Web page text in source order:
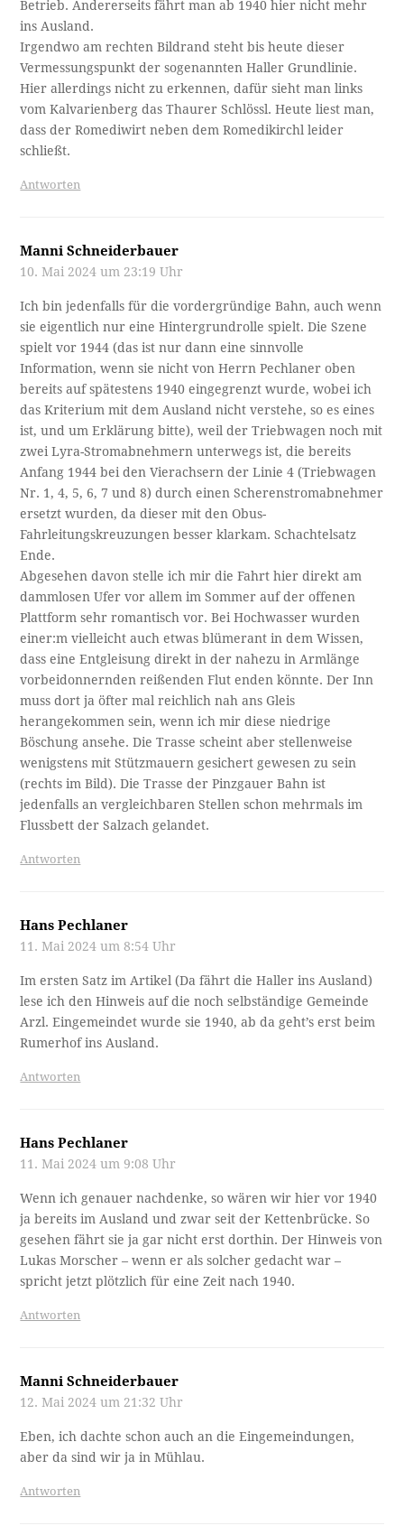
Betrieb. Andererseits fährt man ab 1940 hier nicht mehr
ins Ausland.
Irgendwo am rechten Bildrand steht bis heute dieser
Vermessungspunkt der sogenannten Haller Grundlinie.
Hier allerdings nicht zu erkennen, dafür sieht man links
vom Kalvarienberg das Thaurer Schlössl. Heute liest man,
dass der Romediwirt neben dem Romedikirchl leider
schließt.
Antworten
Manni Schneiderbauer
10. Mai 2024 um 23:19 Uhr
Ich bin jedenfalls für die vordergründige Bahn, auch wenn
sie eigentlich nur eine Hintergrundrolle spielt. Die Szene
spielt vor 1944 (das ist nur dann eine sinnvolle
Information, wenn sie nicht von Herrn Pechlaner oben
bereits auf spätestens 1940 eingegrenzt wurde, wobei ich
das Kriterium mit dem Ausland nicht verstehe, so es eines
ist, und um Erklärung bitte), weil der Triebwagen noch mit
zwei Lyra-Stromabnehmern unterwegs ist, die bereits
Anfang 1944 bei den Vierachsern der Linie 4 (Triebwagen
Nr. 1, 4, 5, 6, 7 und 8) durch einen Scherenstromabnehmer
ersetzt wurden, da dieser mit den Obus-
Fahrleitungskreuzungen besser klarkam. Schachtelsatz
Ende.
Abgesehen davon stelle ich mir die Fahrt hier direkt am
dammlosen Ufer vor allem im Sommer auf der offenen
Plattform sehr romantisch vor. Bei Hochwasser wurden
einer:m vielleicht auch etwas blümerant in dem Wissen,
dass eine Entgleisung direkt in der nahezu in Armlänge
vorbeidonnernden reißenden Flut enden könnte. Der Inn
muss dort ja öfter mal reichlich nah ans Gleis
herangekommen sein, wenn ich mir diese niedrige
Böschung ansehe. Die Trasse scheint aber stellenweise
wenigstens mit Stützmauern gesichert gewesen zu sein
(rechts im Bild). Die Trasse der Pinzgauer Bahn ist
jedenfalls an vergleichbaren Stellen schon mehrmals im
Flussbett der Salzach gelandet.
Antworten
Hans Pechlaner
11. Mai 2024 um 8:54 Uhr
Im ersten Satz im Artikel (Da fährt die Haller ins Ausland)
lese ich den Hinweis auf die noch selbständige Gemeinde
Arzl. Eingemeindet wurde sie 1940, ab da geht’s erst beim
Rumerhof ins Ausland.
Antworten
Hans Pechlaner
11. Mai 2024 um 9:08 Uhr
Wenn ich genauer nachdenke, so wären wir hier vor 1940
ja bereits im Ausland und zwar seit der Kettenbrücke. So
gesehen fährt sie ja gar nicht erst dorthin. Der Hinweis von
Lukas Morscher – wenn er als solcher gedacht war –
spricht jetzt plötzlich für eine Zeit nach 1940.
Antworten
Manni Schneiderbauer
12. Mai 2024 um 21:32 Uhr
Eben, ich dachte schon auch an die Eingemeindungen,
aber da sind wir ja in Mühlau.
Antworten